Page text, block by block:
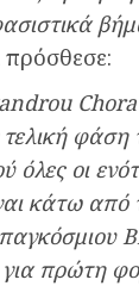
πρόσθεσε:
Chora
τελική φάση
όλες οι
κάτω
για πρώτη